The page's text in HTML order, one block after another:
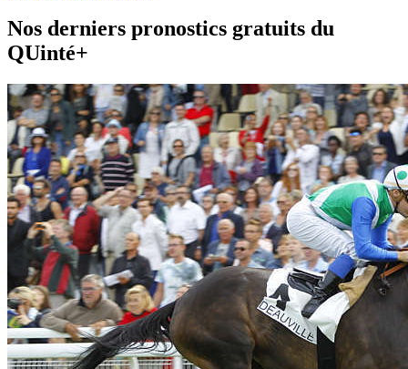
Nos derniers pronostics gratuits du
QUinté+